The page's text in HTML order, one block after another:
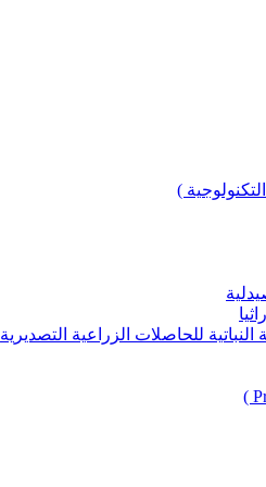
)
للحاصلات الزراعية التصديرية